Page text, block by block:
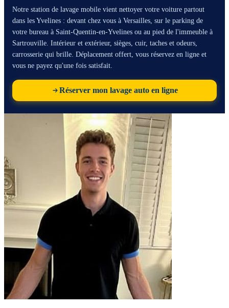
Notre station de lavage mobile vient nettoyer votre voiture partout
dans les Yvelines : devant chez vous à Versailles, sur le parking de
votre bureau à Saint-Quentin-en-Yvelines ou au pied de l'immeuble à
Sartrouville. Intérieur et extérieur, sièges, cuir, taches et odeurs,
carrosserie qui brille. Déplacement offert, vous réservez en ligne et
vous ne payez qu'une fois satisfait.
Réserver mon lavage auto en ligne